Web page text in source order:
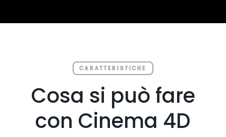
CARATTERISTICHE
Cosa si può fare
con Cinema 4D